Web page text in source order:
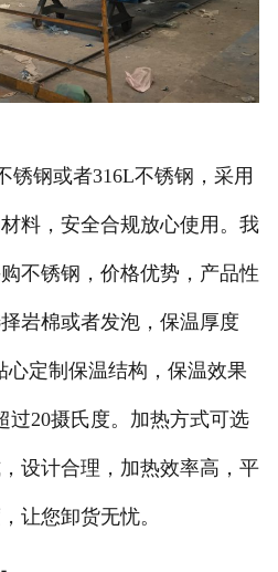
钢或者316L不锈钢，采用
料，安全合规放心使用。我
不锈钢，价格优势，产品性
岩棉或者发泡，保温厚度
心定制保温结构，保温效果
过20摄氏度。加热方式可选
设计合理，加热效率高，平
让您卸货无忧。